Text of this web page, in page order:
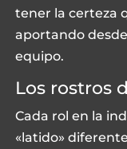
tener la certeza
aportando
equipo.
Los rostros
Cada rol en la
«latido»